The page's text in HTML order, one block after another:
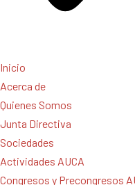
Inicio
Acerca de
Quienes Somos
Junta Directiva
Sociedades
Actividades AUCA
Congresos y Precongresos